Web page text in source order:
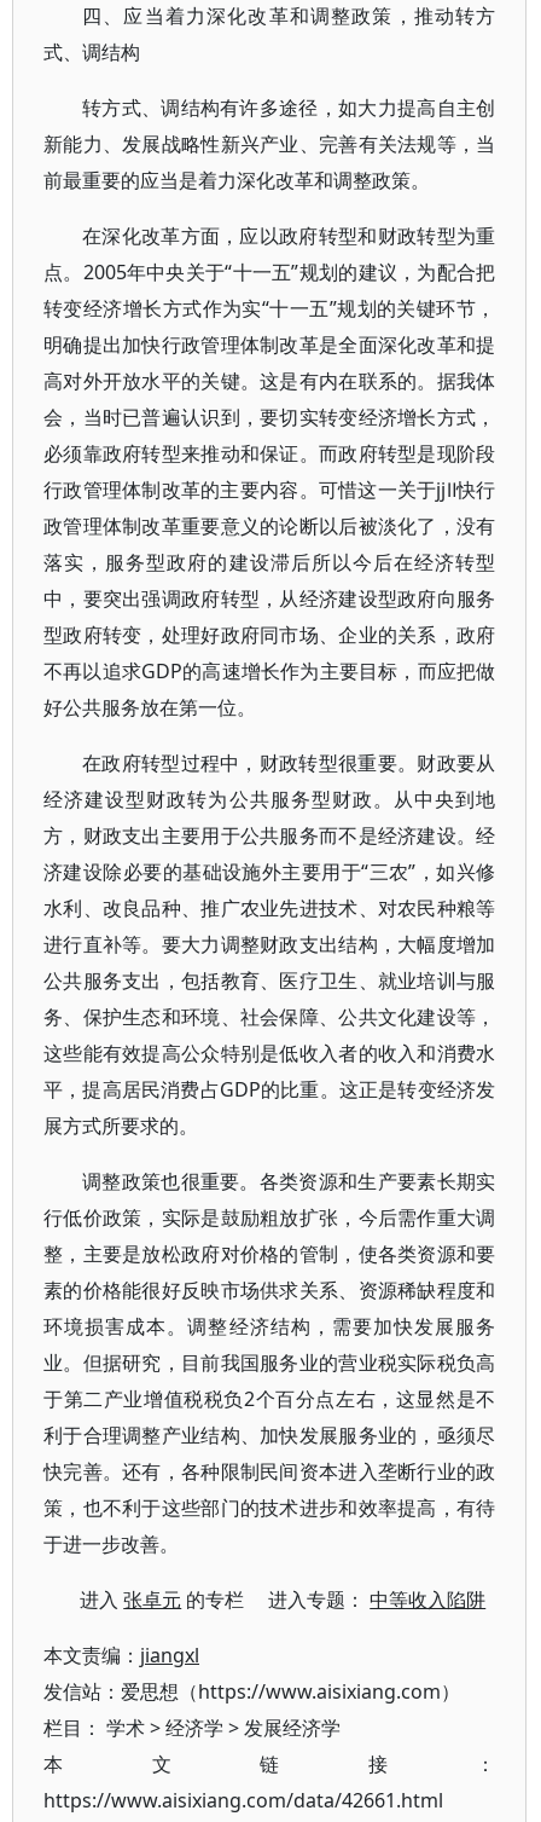
四、应当着力深化改革和调整政策，推动转方
式、调结构
转方式、调结构有许多途径，如大力提高自主创
新能力、发展战略性新兴产业、完善有关法规等，当
前最重要的应当是着力深化改革和调整政策。
在深化改革方面，应以政府转型和财政转型为重
点。2005年中央关于“十一五”规划的建议，为配合把
转变经济增长方式作为实“十一五”规划的关键环节，
明确提出加快行政管理体制改革是全面深化改革和提
高对外开放水平的关键。这是有内在联系的。据我体
会，当时已普遍认识到，要切实转变经济增长方式，
必须靠政府转型来推动和保证。而政府转型是现阶段
行政管理体制改革的主要内容。可惜这一关于jjⅡ快行
政管理体制改革重要意义的论断以后被淡化了，没有
落实，服务型政府的建设滞后所以今后在经济转型
中，要突出强调政府转型，从经济建设型政府向服务
型政府转变，处理好政府同市场、企业的关系，政府
不再以追求GDP的高速增长作为主要目标，而应把做
好公共服务放在第一位。
在政府转型过程中，财政转型很重要。财政要从
经济建设型财政转为公共服务型财政。从中央到地
方，财政支出主要用于公共服务而不是经济建设。经
济建设除必要的基础设施外主要用于“三农”，如兴修
水利、改良品种、推广农业先进技术、对农民种粮等
进行直补等。要大力调整财政支出结构，大幅度增加
公共服务支出，包括教育、医疗卫生、就业培训与服
务、保护生态和环境、社会保障、公共文化建设等，
这些能有效提高公众特别是低收入者的收入和消费水
平，提高居民消费占GDP的比重。这正是转变经济发
展方式所要求的。
调整政策也很重要。各类资源和生产要素长期实
行低价政策，实际是鼓励粗放扩张，今后需作重大调
整，主要是放松政府对价格的管制，使各类资源和要
素的价格能很好反映市场供求关系、资源稀缺程度和
环境损害成本。调整经济结构，需要加快发展服务
业。但据研究，目前我国服务业的营业税实际税负高
于第二产业增值税税负2个百分点左右，这显然是不
利于合理调整产业结构、加快发展服务业的，亟须尽
快完善。还有，各种限制民间资本进入垄断行业的政
策，也不利于这些部门的技术进步和效率提高，有待
于进一步改善。
进入张卓元 的专栏 进入专题：中等收入陷阱
本文责编： jiangxl
发信站：爱思想（https://www.aisixiang.com）
栏目： 学术>经济学 >发展经济学
本文链接：
https://www.aisixiang.com/data/42661.html